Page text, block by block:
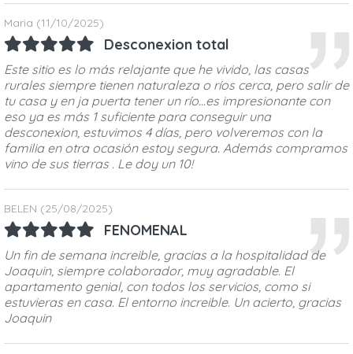
Maria (11/10/2025)
Desconexion total
Este sitio es lo más relajante que he vivido, las casas
rurales siempre tienen naturaleza o ríos cerca, pero salir de
tu casa y en ja puerta tener un río...es impresionante con
eso ya es más 1 suficiente para conseguir una
desconexion, estuvimos 4 días, pero volveremos con la
familia en otra ocasión estoy segura. Además compramos
vino de sus tierras . Le doy un 10!
BELEN (25/08/2025)
FENOMENAL
Un fin de semana increible, gracias a la hospitalidad de
Joaquin, siempre colaborador, muy agradable. El
apartamento genial, con todos los servicios, como si
estuvieras en casa. El entorno increible. Un acierto, gracias
Joaquin